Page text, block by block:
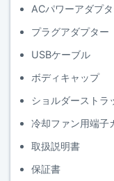
ACパワーアダプ
プラグアダプター
USBケーブル
ボディキャップ
ショルダーストラ
冷却ファン用端子
取扱説明書
保証書